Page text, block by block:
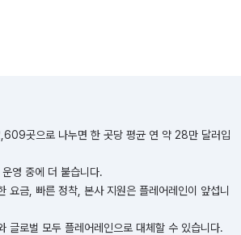
곳으로 나누면 한 곳당 평균 연 약 28만 달러입
영 중에 더 붙습니다.
금, 빠른 정착, 본사 지원은 플레어레인이 앞섭니
글로벌 모두 플레어레인으로 대체할 수 있습니다.